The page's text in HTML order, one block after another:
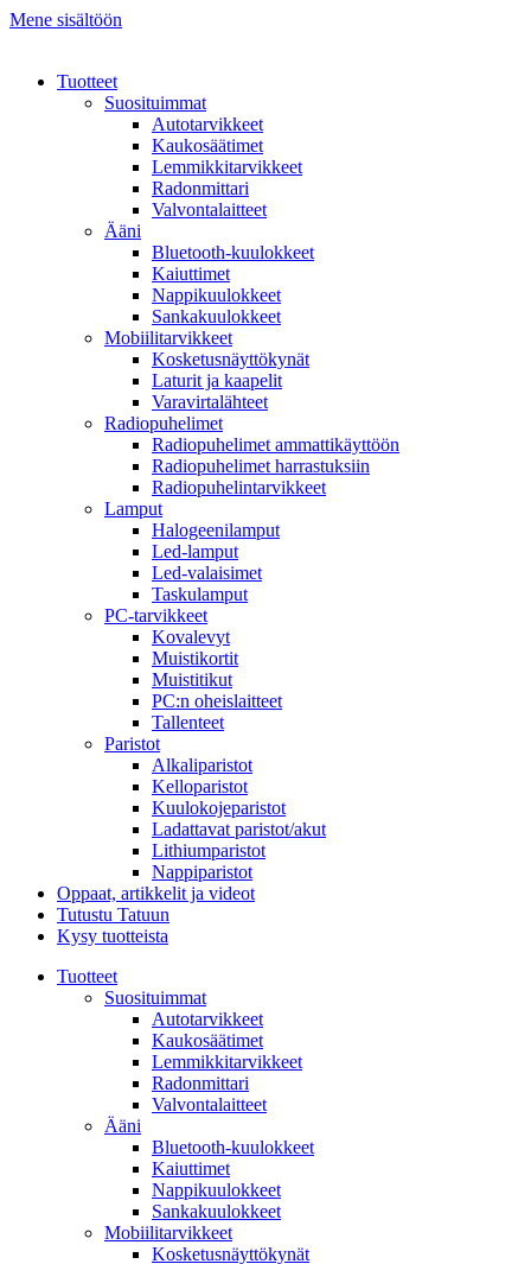
Mene sisältöön
Tuotteet
Suosituimmat
Autotarvikkeet
Kaukosäätimet
Lemmikkitarvikkeet
Radonmittari
Valvontalaitteet
Ääni
Bluetooth-kuulokkeet
Kaiuttimet
Nappikuulokkeet
Sankakuulokkeet
Mobiilitarvikkeet
Kosketusnäyttökynät
Laturit ja kaapelit
Varavirtalähteet
Radiopuhelimet
Radiopuhelimet ammattikäyttöön
Radiopuhelimet harrastuksiin
Radiopuhelintarvikkeet
Lamput
Halogeenilamput
Led-lamput
Led-valaisimet
Taskulamput
PC-tarvikkeet
Kovalevyt
Muistikortit
Muistitikut
PC:n oheislaitteet
Tallenteet
Paristot
Alkaliparistot
Kelloparistot
Kuulokojeparistot
Ladattavat paristot/akut
Lithiumparistot
Nappiparistot
Oppaat, artikkelit ja videot
Tutustu Tatuun
Kysy tuotteista
Tuotteet
Suosituimmat
Autotarvikkeet
Kaukosäätimet
Lemmikkitarvikkeet
Radonmittari
Valvontalaitteet
Ääni
Bluetooth-kuulokkeet
Kaiuttimet
Nappikuulokkeet
Sankakuulokkeet
Mobiilitarvikkeet
Kosketusnäyttökynät